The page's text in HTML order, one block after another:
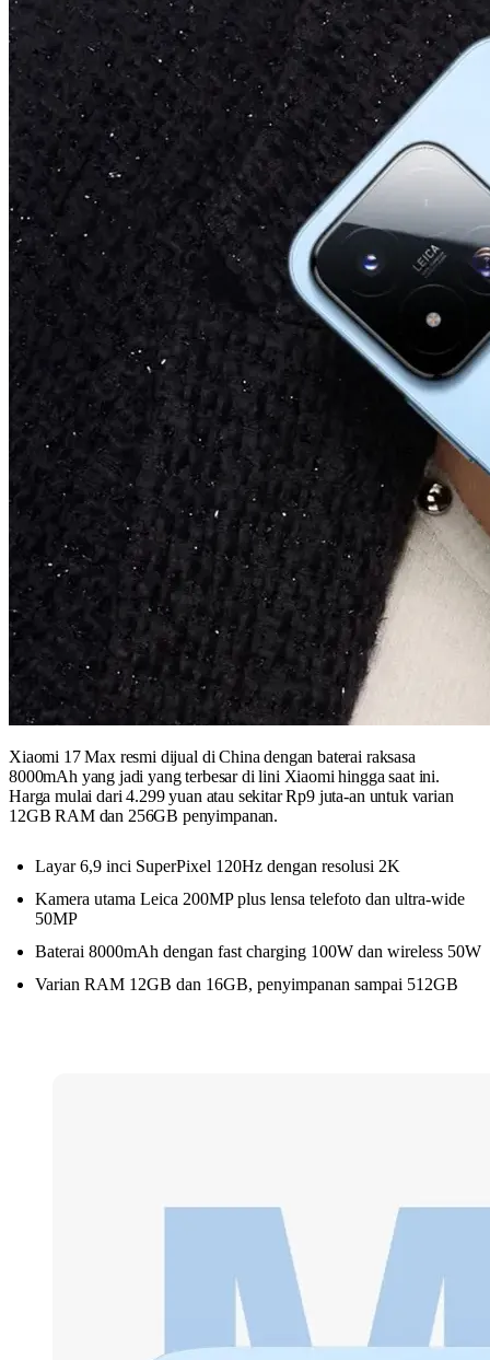
Xiaomi 17 Max resmi dijual di China dengan baterai raksasa
8000mAh yang jadi yang terbesar di lini Xiaomi hingga saat ini.
Harga mulai dari 4.299 yuan atau sekitar Rp9 juta-an untuk varian
12GB RAM dan 256GB penyimpanan.
Layar 6,9 inci SuperPixel 120Hz dengan resolusi 2K
Kamera utama Leica 200MP plus lensa telefoto dan ultra-wide
50MP
Baterai 8000mAh dengan fast charging 100W dan wireless 50W
Varian RAM 12GB dan 16GB, penyimpanan sampai 512GB